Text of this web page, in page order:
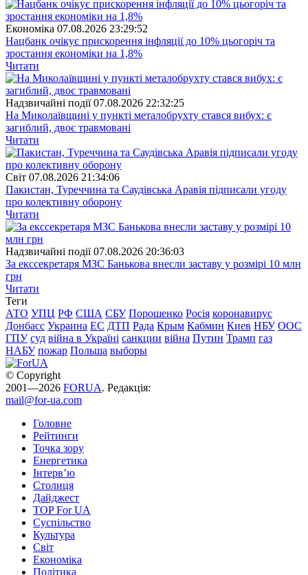
Економіка 07.08.2026 23:29:52
Нацбанк очікує прискорення інфляції до 10% цьогоріч та
зростання економіки на 1,8%
Читати
Надзвичайні події 07.08.2026 22:32:25
На Миколаївщині у пункті металобрухту стався вибух: є
загиблий, двоє травмовані
Читати
Свiт 07.08.2026 21:34:06
Пакистан, Туреччина та Саудівська Аравія підписали угоду
про колективну оборону
Читати
Надзвичайні події 07.08.2026 20:36:03
За екссекретаря МЗС Банькова внесли заставу у розмірі 10 млн
грн
Читати
Теги
АТО УПЦ РФ США СБУ Порошенко Росія коронавирус
Донбасс Украина ЕС ДТП Рада Крым Кабмин Киев НБУ ООС
ГПУ суд війна в Україні санкции війна Путин Трамп газ
НАБУ пожар Польша выборы
© Copyright
2001—2026 FORUA. Редакція:
mail@for-ua.com
Головне
Рейтинги
Точка зору
Енергетика
Інтерв’ю
Столиця
Дайджест
TOP For UA
Суспiльство
Культура
Світ
Економіка
Політика